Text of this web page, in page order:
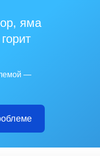
яма
—